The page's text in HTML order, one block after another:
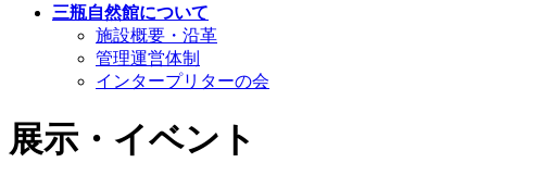
三瓶自然館について
施設概要・沿革
管理運営体制
インタープリターの会
展示・イベント